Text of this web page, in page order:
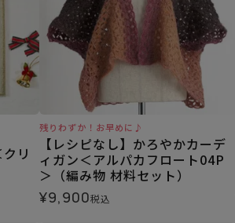
リ
残りわずか！お早めに♪
【レシピなし】かろやかカーデ
ィガン＜アルパカフロート04P
＞（編み物 材料セット）
¥9,900税込